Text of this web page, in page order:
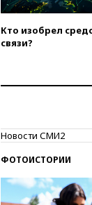
Кто изобрел
связи?
Новости СМИ2
ФОТОИСТОРИИ